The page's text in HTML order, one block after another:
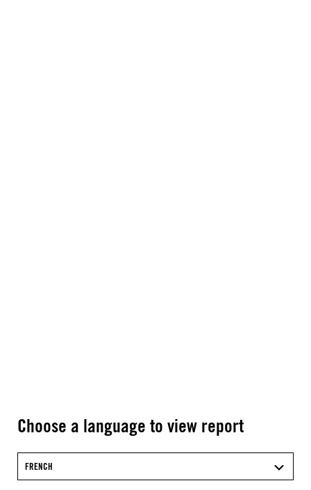
Choose a language to view report
FRENCH